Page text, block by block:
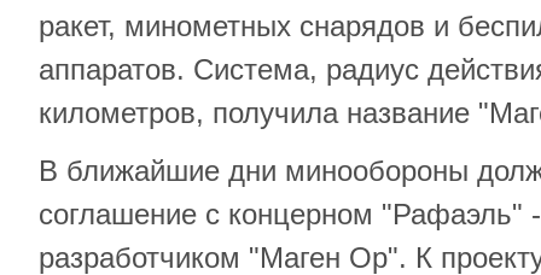
ракет, минометных снарядов и
аппаратов. Система, радиус
километров, получила название
В ближайшие дни минообороны
соглашение с концерном "Рафаэль"
разработчиком "Маген Ор". К